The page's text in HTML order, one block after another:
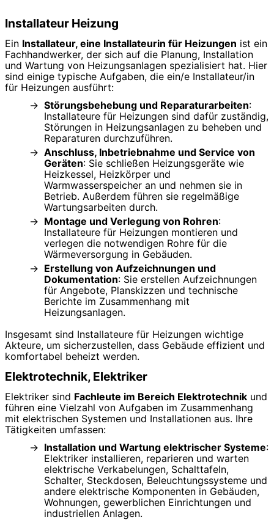
Installateur Heizung
Ein Installateur, eine Installateurin für Heizungen ist ein
Fachhandwerker, der sich auf die Planung, Installation
und Wartung von Heizungsanlagen spezialisiert hat. Hier
sind einige typische Aufgaben, die ein/e Installateur/in
für Heizungen ausführt:
Störungsbehebung und Reparaturarbeiten:
Installateure für Heizungen sind dafür zuständig,
Störungen in Heizungsanlagen zu beheben und
Reparaturen durchzuführen.
Anschluss, Inbetriebnahme und Service von
Geräten: Sie schließen Heizungsgeräte wie
Heizkessel, Heizkörper und
Warmwasserspeicher an und nehmen sie in
Betrieb. Außerdem führen sie regelmäßige
Wartungsarbeiten durch.
Montage und Verlegung von Rohren:
Installateure für Heizungen montieren und
verlegen die notwendigen Rohre für die
Wärmeversorgung in Gebäuden.
Erstellung von Aufzeichnungen und
Dokumentation: Sie erstellen Aufzeichnungen
für Angebote, Planskizzen und technische
Berichte im Zusammenhang mit
Heizungsanlagen.
Insgesamt sind Installateure für Heizungen wichtige
Akteure, um sicherzustellen, dass Gebäude effizient und
komfortabel beheizt werden.
Elektrotechnik, Elektriker
Elektriker sind Fachleute im Bereich Elektrotechnik und
führen eine Vielzahl von Aufgaben im Zusammenhang
mit elektrischen Systemen und Installationen aus. Ihre
Tätigkeiten umfassen:
Installation und Wartung elektrischer Systeme:
Elektriker installieren, reparieren und warten
elektrische Verkabelungen, Schalttafeln,
Schalter, Steckdosen, Beleuchtungssysteme und
andere elektrische Komponenten in Gebäuden,
Wohnungen, gewerblichen Einrichtungen und
industriellen Anlagen.